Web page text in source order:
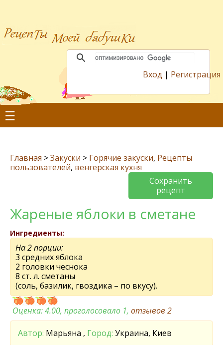
Вход | Регистрация
☰
Главная >Закуски > Горячие закуски, Рецепты
пользователей, венгерская кухня
Сохранить
рецепт
Жареные яблоки в сметане
Ингредиенты:
На 2 порции:
3 средних яблока
2 головки чеснока
8 ст. л. сметаны
(соль, базилик, гвоздика – по вкусу).
Оценка:4.00, проголосовало 1, отзывов 2
Автор: Марьяна , Город: Украина, Киев